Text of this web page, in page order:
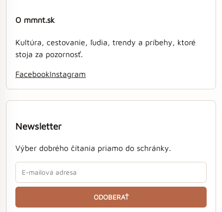
O mmnt.sk
Kultúra, cestovanie, ľudia, trendy a príbehy, ktoré
stoja za pozornosť.
FacebookInstagram
Newsletter
Výber dobrého čítania priamo do schránky.
ODOBERAŤ